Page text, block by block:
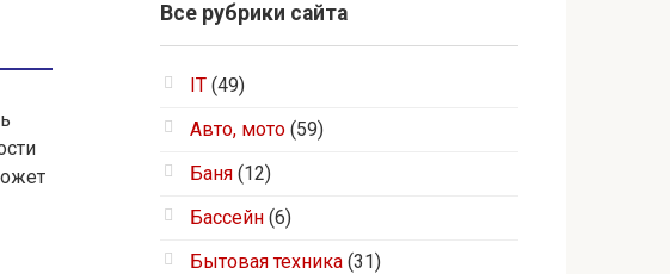
Все рубрики сайта
IT (49)
Авто, мото (59)
Баня (12)
Бассейн (6)
Бытовая техника (31)